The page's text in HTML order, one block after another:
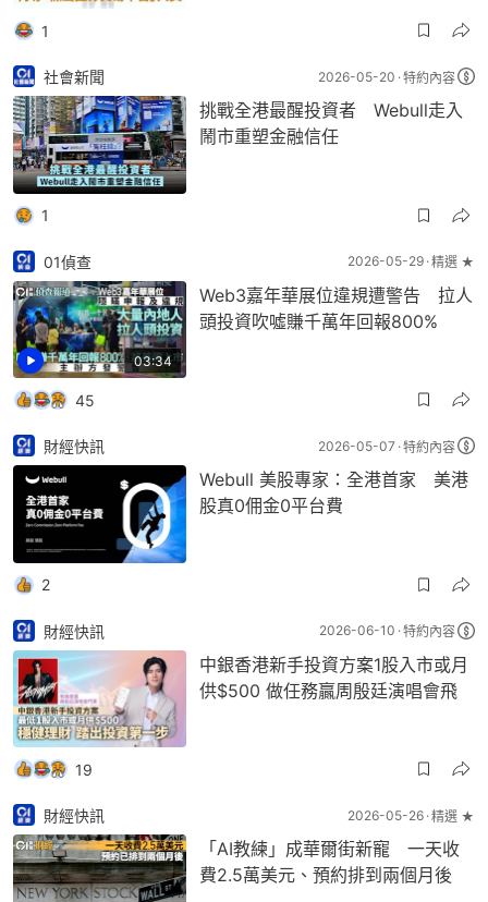
1
社會新聞 2026-05-20 特約內容
挑戰全港最醒投資者 Webull走入
鬧市重塑金融信任
1
03:34
01偵查 2026-05-29 精選 ★
Web3嘉年華展位違規遭警告 拉人
頭投資吹噓賺千萬年回報800%
45
財經快訊 2026-05-07 特約內容
Webull 美股專家：全港首家 美港
股真0佣金0平台費
2
財經快訊 2026-06-10 特約內容
中銀香港新手投資方案1股入市或月
供$500 做任務贏周殷廷演唱會飛
19
財經快訊 2026-05-26 精選 ★
「AI教練」成華爾街新寵 一天收
費2.5萬美元、預約排到兩個月後